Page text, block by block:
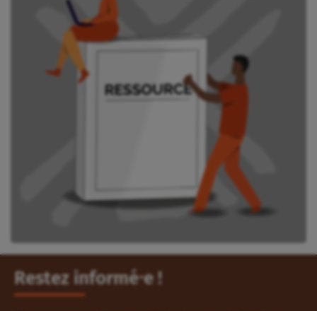
Restez informé⸱e !